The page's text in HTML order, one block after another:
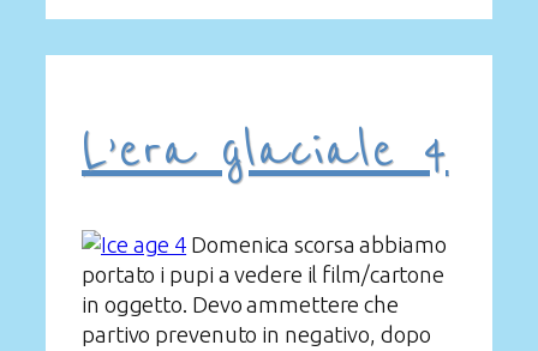
L’era glaciale 4
Domenica scorsa abbiamo
portato i pupi a vedere il film/cartone
in oggetto. Devo ammettere che
partivo prevenuto in negativo, dopo